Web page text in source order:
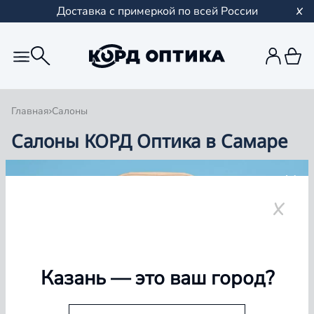
Доставка с примеркой по всей России
Главная Салоны
Салоны КОРД Оптика в Самаре
Группа компаний «Корд Оптика» - это более 100
Казань— это ваш город?